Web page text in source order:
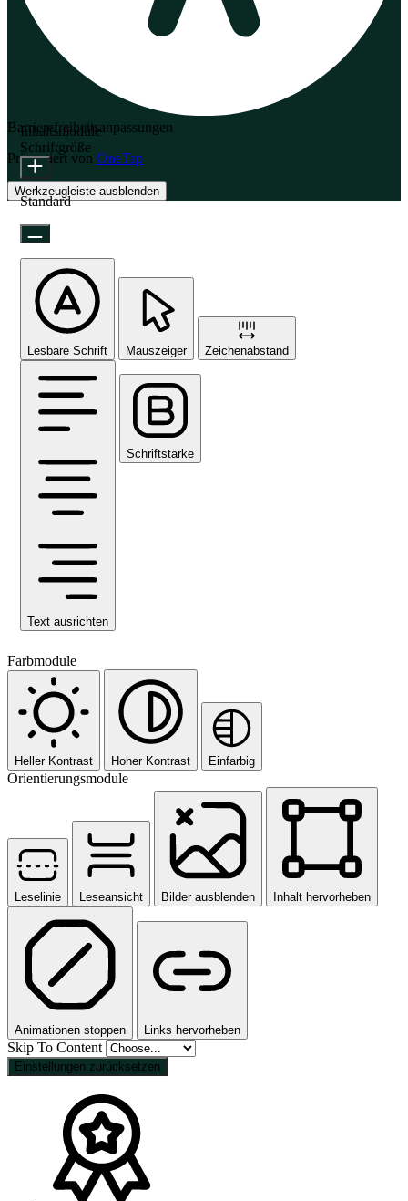
Barrierefreiheitsanpassungen
Präsentiert von OneTap
Werkzeugleiste ausblenden
Inhaltsmodule
Schriftgröße
Standard
Lesbare Schrift Mauszeiger Zeichenabstand
Text ausrichten
Schriftstärke
Farbmodule
Heller Kontrast Hoher Kontrast Einfarbig
Orientierungsmodule
Leselinie Leseansicht Bilder ausblenden Inhalt hervorheben
Animationen stoppen Links hervorheben
Skip To Content
Einstellungen zurücksetzen